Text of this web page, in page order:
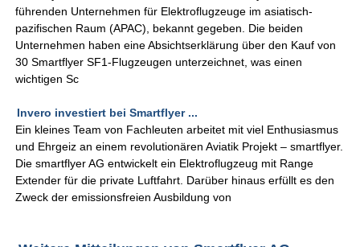
führenden Unternehmen für Elektroflugzeuge im asiatisch-
pazifischen Raum (APAC), bekannt gegeben. Die beiden
Unternehmen haben eine Absichtserklärung über den Kauf von
30 Smartflyer SF1-Flugzeugen unterzeichnet, was einen
wichtigen Sc
Invero investiert bei Smartflyer ...
Ein kleines Team von Fachleuten arbeitet mit viel Enthusiasmus
und Ehrgeiz an einem revolutionären Aviatik Projekt – smartflyer.
Die smartflyer AG entwickelt ein Elektroflugzeug mit Range
Extender für die private Luftfahrt. Darüber hinaus erfüllt es den
Zweck der emissionsfreien Ausbildung von